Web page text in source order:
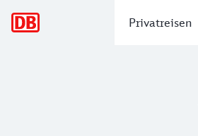
Privatreisen